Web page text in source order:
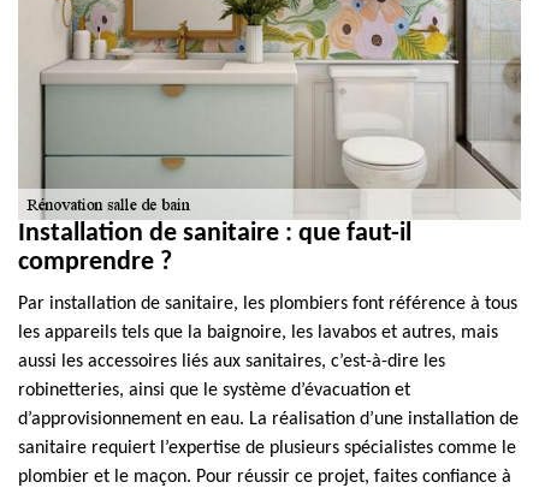
Installation de sanitaire : que faut-il
comprendre ?
Par installation de sanitaire, les plombiers font référence à tous
les appareils tels que la baignoire, les lavabos et autres, mais
aussi les accessoires liés aux sanitaires, c’est-à-dire les
robinetteries, ainsi que le système d’évacuation et
d’approvisionnement en eau. La réalisation d’une installation de
sanitaire requiert l’expertise de plusieurs spécialistes comme le
plombier et le maçon. Pour réussir ce projet, faites confiance à